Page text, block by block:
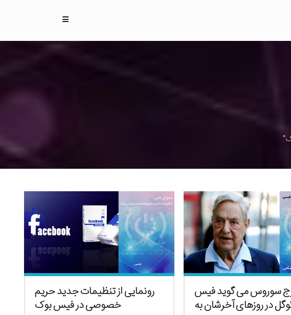
رونمایی از تنظیمات جدید حریم
خصوصی در فیس بوک
سوروس می گوید فیس
در روزهای آخرشان به